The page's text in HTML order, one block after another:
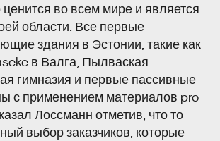
во всем мире и является
области. Все первые
здания в Эстонии, такие как
в Валга, Пылваская
гимназия и первые пассивные
с применением материалов pro
Лоссманн отметив, что то
выбор заказчиков, которые